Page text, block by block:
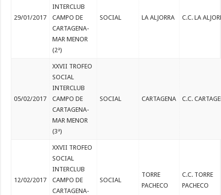
29/01/2017
INTERCLUB
CAMPO DE
CARTAGENA-
MAR MENOR
(2ª)
SOCIAL LA ALJORRA C.C. LA
05/02/2017
XXVII TROFEO
SOCIAL
INTERCLUB
CAMPO DE
CARTAGENA-
MAR MENOR
(3ª)
SOCIAL CARTAGENA C.C.
12/02/2017
XXVII TROFEO
SOCIAL
INTERCLUB
CAMPO DE
CARTAGENA-
SOCIAL
TORRE
PACHECO
C.C. TORRE
PACHECO